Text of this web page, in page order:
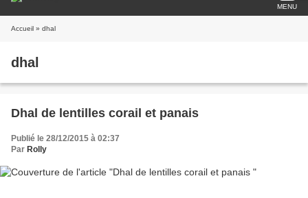
MENU
Accueil » dhal
dhal
Dhal de lentilles corail et panais
Publié le 28/12/2015 à 02:37
Par Rolly